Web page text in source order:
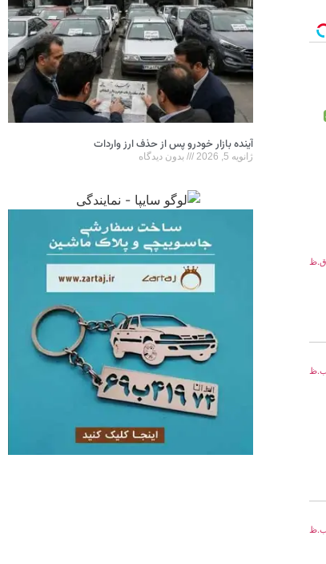
آینده بازار خودرو پس از حذف ارز واردات
ژانویه 5, 2026 بدون دیدگاه